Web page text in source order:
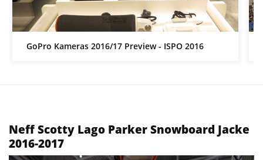
GoPro Kameras 2016/17 Preview - ISPO 2016
Neff Scotty Lago Parker Snowboard Jacke
2016-2017